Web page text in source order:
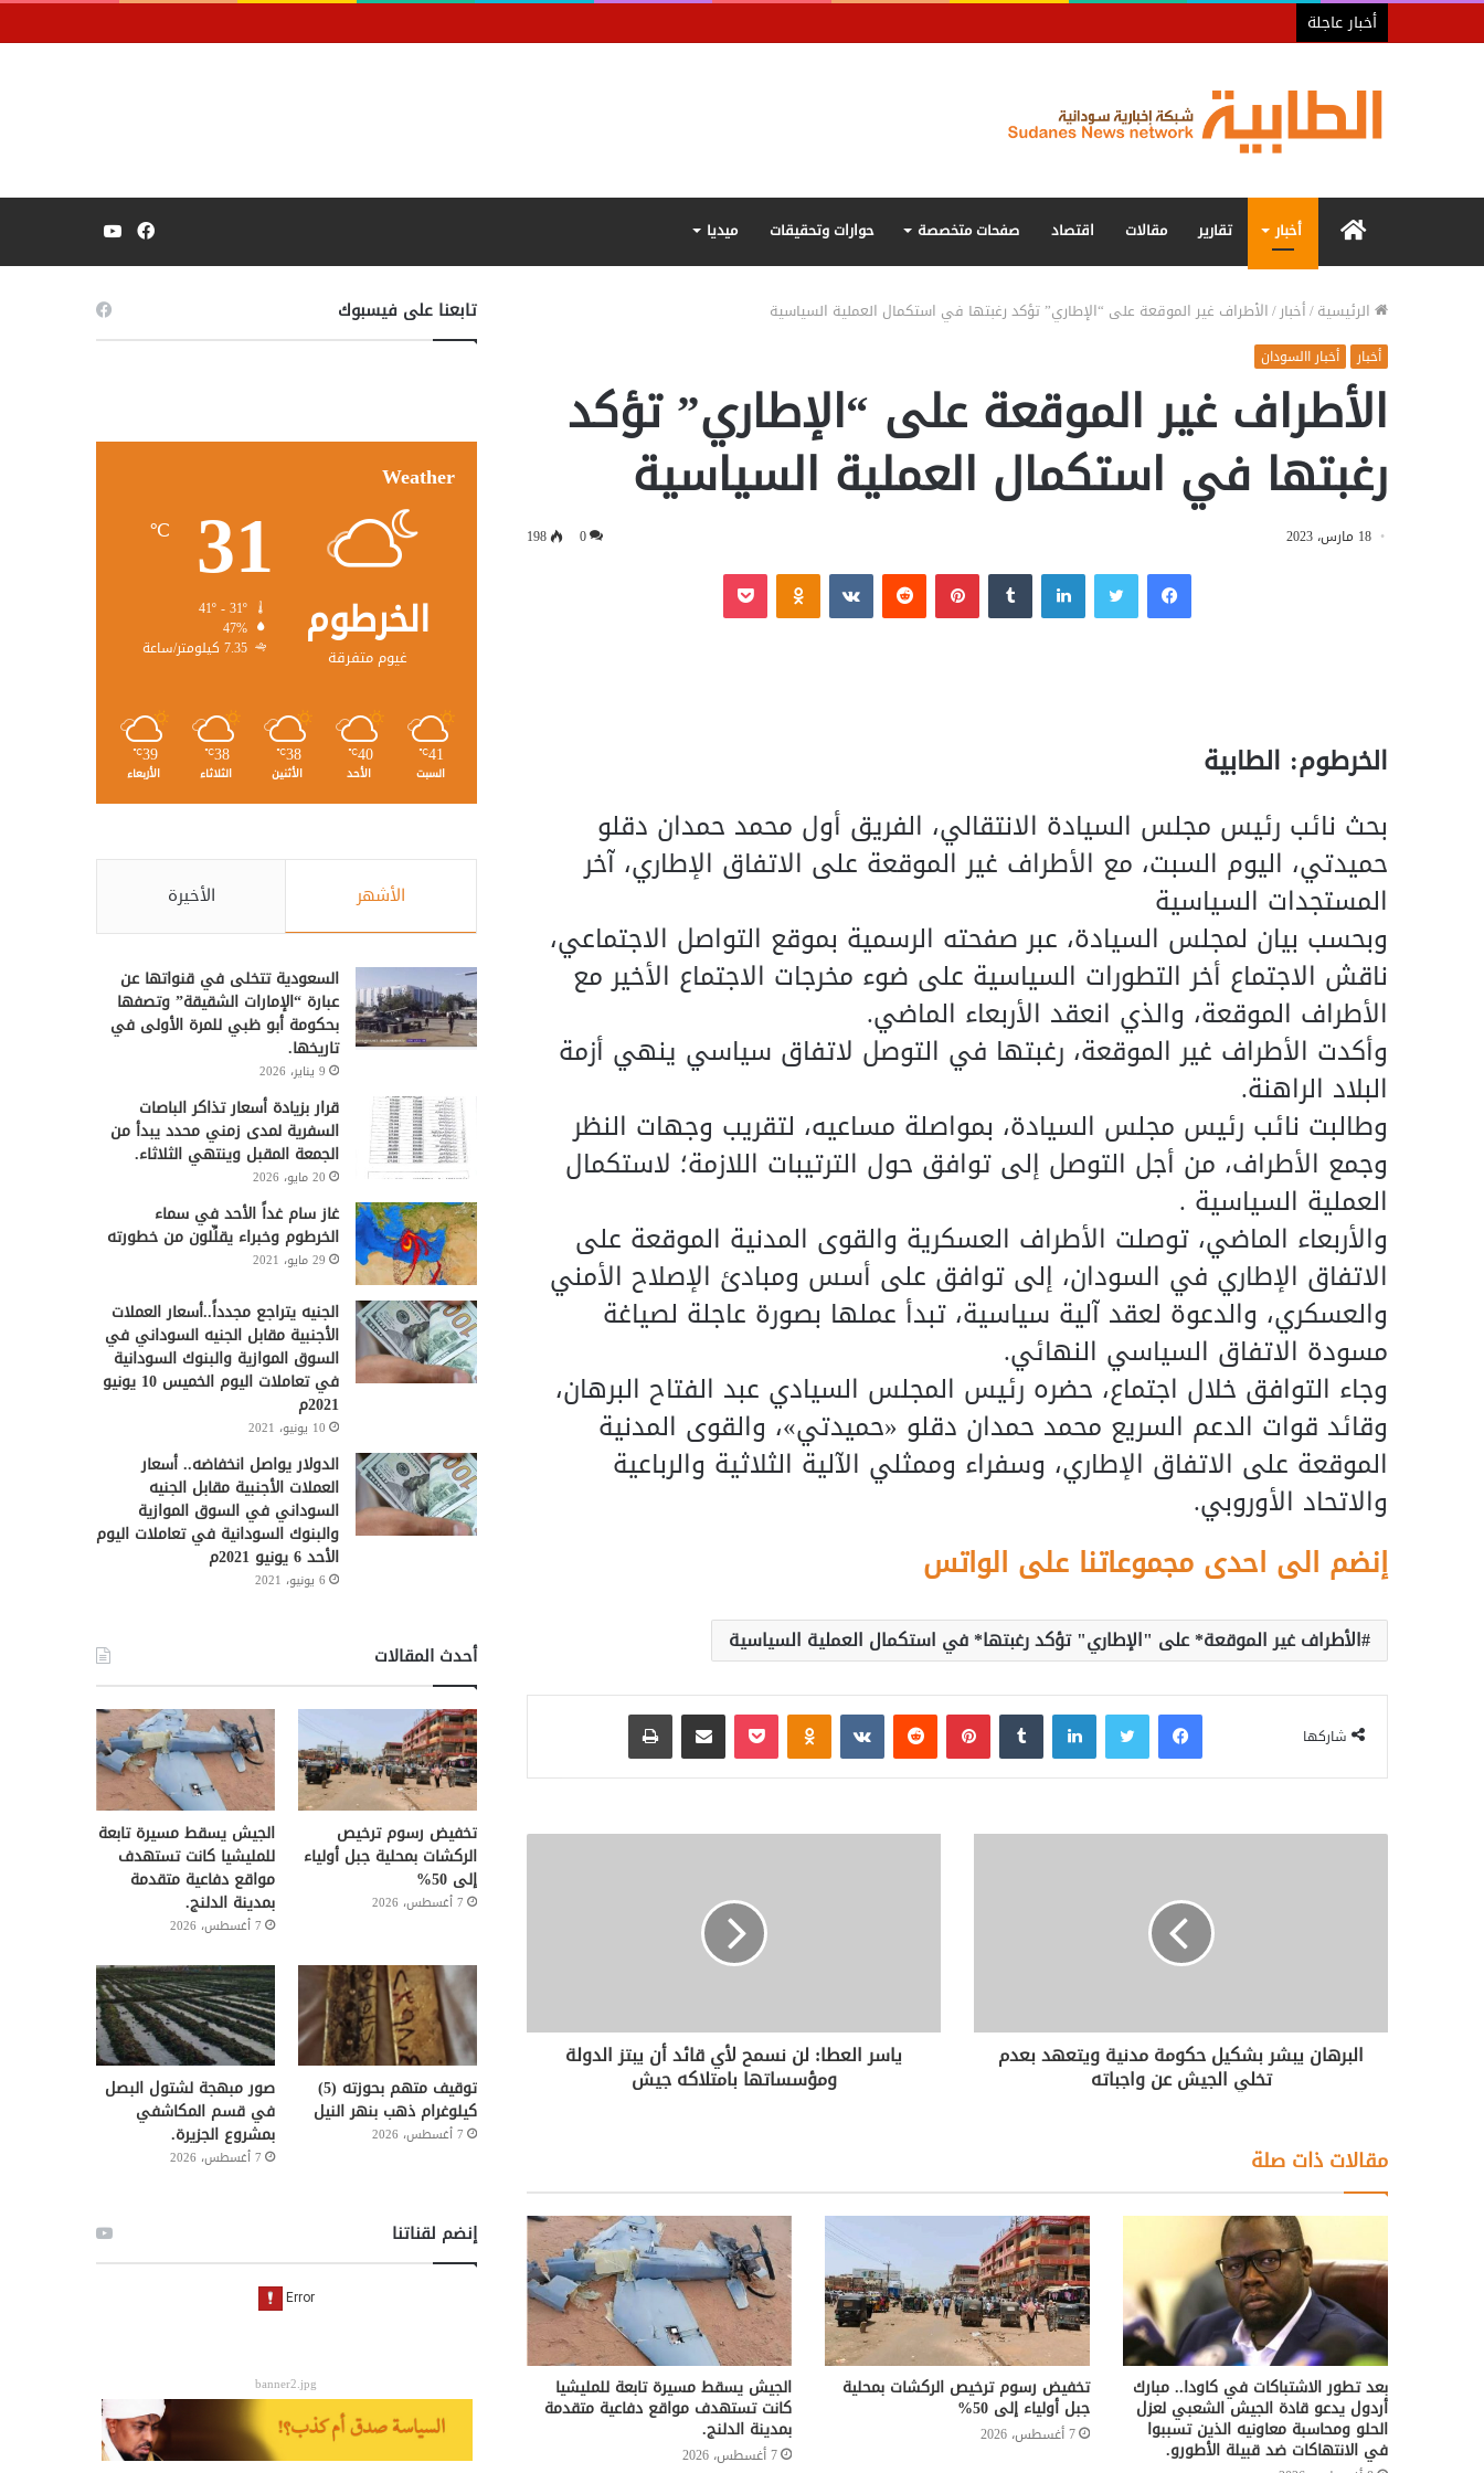
أخبار عاجلة
الرئيسيةأخبار تقارير مقالات اقتصاد صفحات متخصصة حوارات وتحقيقات ميديا فيسبوك
الرئيسية/أخبار/الأطراف غير الموقعة على “الإطاري” تؤكد رغبتها في استكمال العملية السياسية
أخبار أخبار االسودان
الأطراف غير الموقعة على “الإطاري” تؤكد
رغبتها في استكمال العملية السياسية
18 مارس، 2023 0
198
فيسبوك لينكدإن بينتيريست
الخرطوم: الطابية
بحث نائب رئيس مجلس السيادة الانتقالي، الفريق أول محمد حمدان دقلو
حميدتي، اليوم السبت، مع الأطراف غير الموقعة على الاتفاق الإطاري، آخر
المستجدات السياسية
وبحسب بيان لمجلس السيادة، عبر صفحته الرسمية بموقع التواصل الاجتماعي،
ناقش الاجتماع أخر التطورات السياسية على ضوء مخرجات الاجتماع الأخير مع
الأطراف الموقعة، والذي انعقد الأربعاء الماضي.
وأكدت الأطراف غير الموقعة، رغبتها في التوصل لاتفاق سياسي ينهي أزمة
البلاد الراهنة.
وطالبت نائب رئيس مجلس السيادة، بمواصلة مساعيه، لتقريب وجهات النظر
وجمع الأطراف، من أجل التوصل إلى توافق حول الترتيبات اللازمة؛ لاستكمال
العملية السياسية .
والأربعاء الماضي، توصلت الأطراف العسكرية والقوى المدنية الموقعة على
الاتفاق الإطاري في السودان، إلى توافق على أسس ومبادئ الإصلاح الأمني
والعسكري، والدعوة لعقد آلية سياسية، تبدأ عملها بصورة عاجلة لصياغة
مسودة الاتفاق السياسي النهائي.
وجاء التوافق خلال اجتماع، حضره رئيس المجلس السيادي عبد الفتاح البرهان،
وقائد قوات الدعم السريع محمد حمدان دقلو «حميدتي»، والقوى المدنية
الموقعة على الاتفاق الإطاري، وسفراء وممثلي الآلية الثلاثية والرباعية
والاتحاد الأوروبي.
إنضم الى احدى مجموعاتنا على الواتس
الأطراف غير الموقعة* على "الإطاري" تؤكد رغبتها* في استكمال العملية السياسية
شاركها
فيسبوك لينكدإن بينتيريست بوكيت
البرهان يبشر بشكيل حكومة مدنية ويتعهد بعدم
تخلي الجيش عن واجباته
ياسر العطا: لن نسمح لأي قائد أن يبتز الدولة
ومؤسساتها بامتلاكه جيش
مقالات ذات صلة
بعد تطور الاشتباكات في كاودا.. مبارك
أردول يدعو قادة الجيش الشعبي لعزل
الحلو ومحاسبة معاونيه الذين تسببوا
في الانتهاكات ضد قبيلة الأطورو.
تخفيض رسوم ترخيص الركشات بمحلية
جبل أولياء إلى 50%
7 أغسطس، 2026
الجيش يسقط مسيرة تابعة للمليشيا
كانت تستهدف مواقع دفاعية متقدمة
بمدينة الدلنج.
7 أغسطس، 2026
تابعنا على فيسبوك
Weather
الخرطوم
غيوم متفرقة
31
℃
47%
7.35 كيلومتر/ساعة
41
℃
السبت
40
℃
الأحد
38
℃
الأثنين
38
℃
الثلاثاء
39
℃
الأربعاء
الأشهر الأخيرة
السعودية تتخلى في قنواتها عن
عبارة “الإمارات الشقيقة” وتصفها
بحكومة أبو ظبي للمرة الأولى في
تاريخها.
9 يناير، 2026
قرار بزيادة أسعار تذاكر الباصات
السفرية لمدى زمني محدد يبدأ من
الجمعة المقبل وينتهي الثلاثاء.
20 مايو، 2026
غاز سام غداً الأحد في سماء
الخرطوم وخبراء يقلِّلون من خطورته
29 مايو، 2021
الجنيه يتراجع مجدداً..أسعار العملات
الأجنبية مقابل الجنيه السوداني في
السوق الموازية والبنوك السودانية
في تعاملات اليوم الخميس 10 يونيو
2021م
10 يونيو، 2021
الدولار يواصل انخفاضه.. أسعار
العملات الأجنبية مقابل الجنيه
السوداني في السوق الموازية
والبنوك السودانية في تعاملات اليوم
الأحد 6 يونيو 2021م
6 يونيو، 2021
أحدث المقالات
تخفيض رسوم ترخيص
الركشات بمحلية جبل أولياء
إلى 50%
7 أغسطس، 2026
الجيش يسقط مسيرة تابعة
للمليشيا كانت تستهدف
مواقع دفاعية متقدمة
بمدينة الدلنج.
7 أغسطس، 2026
توقيف متهم بحوزته (5)
كيلوغرام ذهب بنهر النيل
7 أغسطس، 2026
صور مبهجة لشتول البصل
في قسم المكاشفي
بمشروع الجزيرة.
7 أغسطس، 2026
إنضم لقناتنا
banner2.jpg